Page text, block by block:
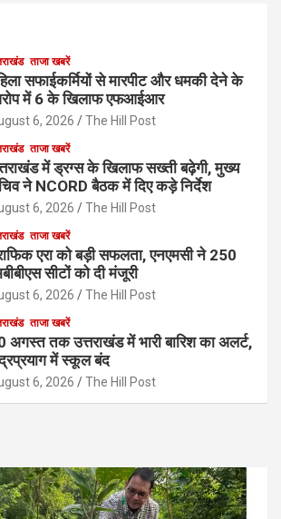
ताजा खबरें
सफाईकर्मियों से मारपीट और धमकी देने के
में 6 के खिलाफ एफआईआर
6, 2026 The Hill Post
ताजा खबरें
में ड्रग्स के खिलाफ सख्ती बढ़ेगी, मुख्य
ने NCORD बैठक में दिए कड़े निर्देश
6, 2026 The Hill Post
ताजा खबरें
एरा को बड़ी सफलता, एनएमसी ने 250
सीटों को दी मंजूरी
6, 2026 The Hill Post
ताजा खबरें
अगस्त तक उत्तराखंड में भारी बारिश का अलर्ट,
में स्कूल बंद
6, 2026 The Hill Post